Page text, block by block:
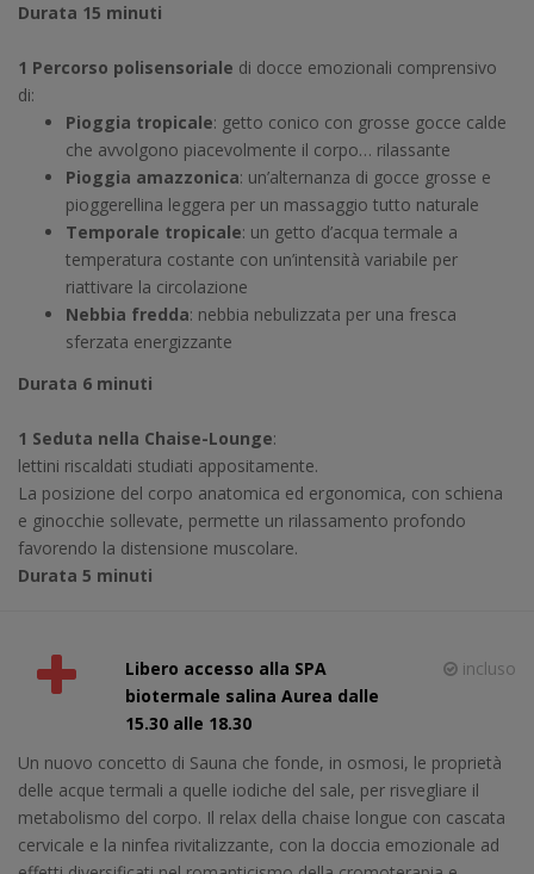
Durata 15 minuti
1 Percorso polisensoriale di docce emozionali comprensivo
di:
Pioggia tropicale: getto conico con grosse gocce calde
che avvolgono piacevolmente il corpo… rilassante
Pioggia amazzonica: un’alternanza di gocce grosse e
pioggerellina leggera per un massaggio tutto naturale
Temporale tropicale: un getto d’acqua termale a
temperatura costante con un’intensità variabile per
riattivare la circolazione
Nebbia fredda: nebbia nebulizzata per una fresca
sferzata energizzante
Durata 6 minuti
1 Seduta nella Chaise-Lounge:
lettini riscaldati studiati appositamente.
La posizione del corpo anatomica ed ergonomica, con schiena
e ginocchie sollevate, permette un rilassamento profondo
favorendo la distensione muscolare.
Durata 5 minuti
Libero accesso alla SPA
biotermale salina Aurea dalle
15.30 alle 18.30
incluso
Un nuovo concetto di Sauna che fonde, in osmosi, le proprietà
delle acque termali a quelle iodiche del sale, per risvegliare il
metabolismo del corpo. Il relax della chaise longue con cascata
cervicale e la ninfea rivitalizzante, con la doccia emozionale ad